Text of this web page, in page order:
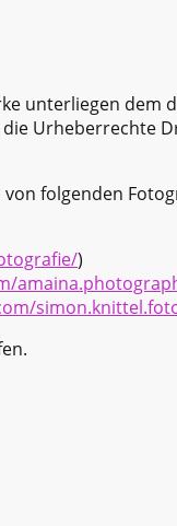
unterliegen dem
Urheberrechte
folgenden
)